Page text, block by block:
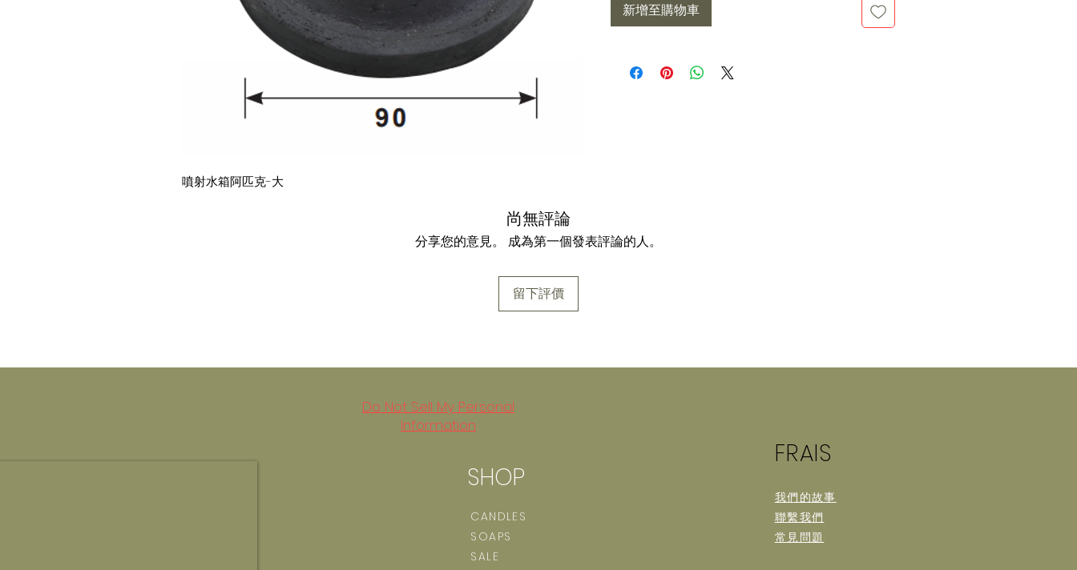
噴射水箱阿匹克-大
新增至購物車
尚無評論
分享您的意見。 成為第一個發表評論的人。
留下評價
Do Not Sell My Personal
Information
SHOP
CANDLES
SOAPS
SALE
FRAIS
我們的故事
聯繫我們
常見問題